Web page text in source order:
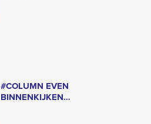
#COLUMN EVEN
BINNENKIJKEN…